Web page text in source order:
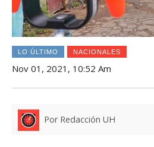
LO ÚLTIMO NACIONALES
Nov 01, 2021, 10:52 Am
Por Redacción UH